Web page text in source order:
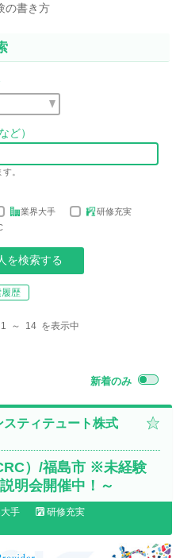
の書き方
ど）
。
業界大手
研修充実
歴
～ 14 を表示中
新着のみ
ティテュート株式
）/福島市 ※未経験
明会開催中！～
手
研修充実